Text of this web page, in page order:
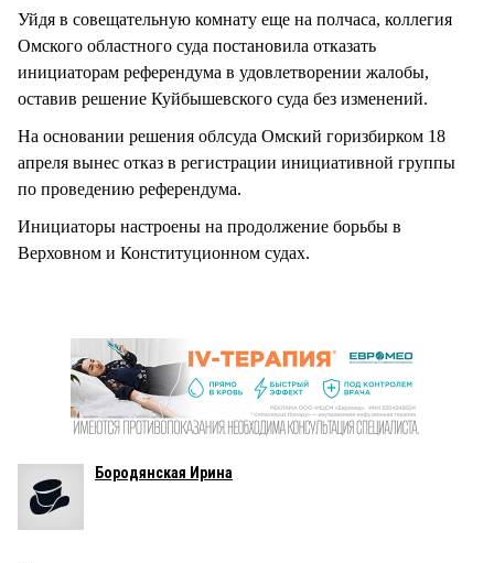
Уйдя в совещательную комнату еще на полчаса, коллегия
Омского областного суда постановила отказать
инициаторам референдума в удовлетворении жалобы,
оставив решение Куйбышевского суда без изменений.
На основании решения облсуда Омский горизбирком 18
апреля вынес отказ в регистрации инициативной группы
по проведению референдума.
Инициаторы настроены на продолжение борьбы в
Верховном и Конституционном судах.
Бородянская Ирина